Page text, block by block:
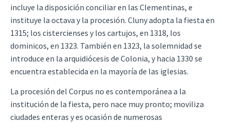
incluye la disposición conciliar en las Clementinas, e
instituye la octava y la procesión. Cluny adopta la fiesta en
1315; los cistercienses y los cartujos, en 1318, los
dominicos, en 1323. También en 1323, la solemnidad se
introduce en la arquidiócesis de Colonia, y hacia 1330 se
encuentra establecida en la mayoría de las iglesias.
La procesión del Corpus no es contemporánea a la
institución de la fiesta, pero nace muy pronto; moviliza
ciudades enteras y es ocasión de numerosas